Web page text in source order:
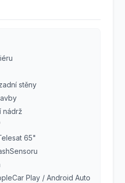
stěny
nádrž
65"
Play / Android Auto